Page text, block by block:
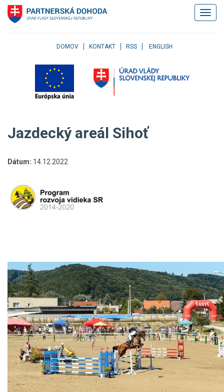
Klávesové
skratky
Skočiť
menu
užívateľské
Skočiť
na
pätičku
DOMOV KONTAKT RSS ENGLISH
Jazdecký areál Sihoť
Dátum: 14.12.2022